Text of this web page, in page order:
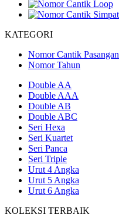
KATEGORI
Nomor Cantik Pasangan
Nomor Tahun
Double AA
Double AAA
Double AB
Double ABC
Seri Hexa
Seri Kuartet
Seri Panca
Seri Triple
Urut 4 Angka
Urut 5 Angka
Urut 6 Angka
KOLEKSI TERBAIK